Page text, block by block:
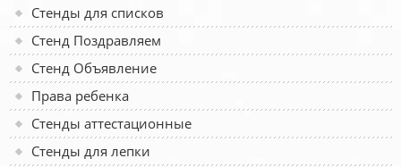
Стенды для списков
Стенд Поздравляем
Стенд Объявление
Права ребенка
Стенды аттестационные
Стенды для лепки